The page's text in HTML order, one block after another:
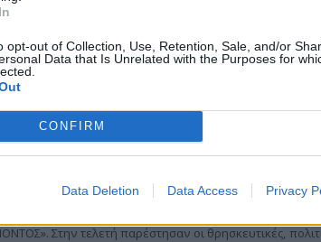
opt-out of Collection, Use, Retention, Sale, and/or
Data that Is Unrelated with the Purposes for
CONFIRM
Data Deletion Data Access Privacy
που ανήκουν στη δύναμη της Ομοσπονδίας απ΄
Ιδρύματα κατά το Ακαδημαϊκό έτος 2009-
το Σάββατο 6 Μαρτίου 2010 και ώρα 18.30΄.
πραγματοποιήθηκε η τελετή παράδοσης –
Στην τελετή παρέστησαν οι θρησκευτικές,